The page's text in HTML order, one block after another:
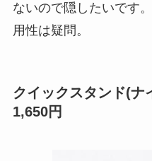
ないので隠したいです
用性は疑問。
クイックスタンド(ナ
1,650円